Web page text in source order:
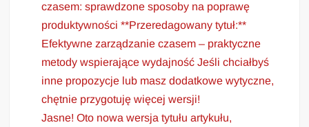
czasem: sprawdzone sposoby na poprawę
produktywności **Przeredagowany tytuł:**
Efektywne zarządzanie czasem – praktyczne
metody wspierające wydajność Jeśli chciałbyś
inne propozycje lub masz dodatkowe wytyczne,
chętnie przygotuję więcej wersji!
Jasne! Oto nowa wersja tytułu artykułu,